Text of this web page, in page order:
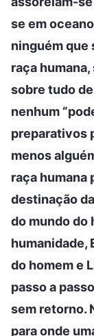
se em
ninguém que
raça
sobre tudo
nenhum
preparativos
menos
raça humana
destinação
do mundo do
humanidade,
do homem e
passo a
sem retorno.
para onde